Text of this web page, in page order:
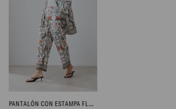
PANTALÓN CON ESTAMPA FLORAL - VERDE OLIVA